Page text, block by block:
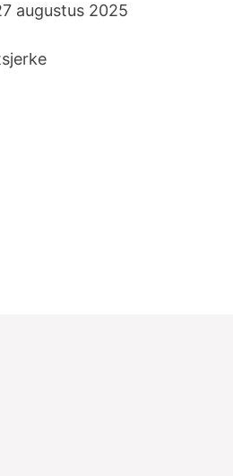
augustus 2025